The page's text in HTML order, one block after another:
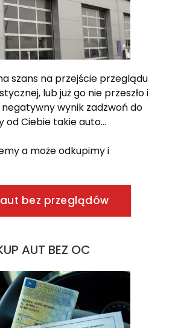
szans na przejście przeglądu
lub już go nie przeszło i
negatywny wynik zadzwoń do
od Ciebie takie auto…
a może odkupimy i
bez przeglądów
AUT BEZ OC